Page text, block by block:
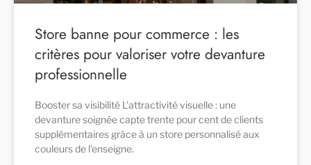
Store banne pour commerce : les
critères pour valoriser votre devanture
professionnelle
Booster sa visibilité L’attractivité visuelle : une
devanture soignée capte trente pour cent de clients
supplémentaires grâce à un store personnalisé aux
couleurs de l’enseigne.